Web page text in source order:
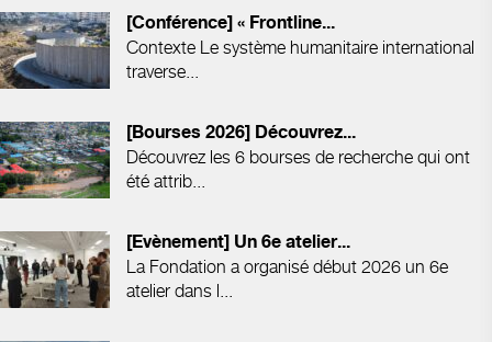
[Conférence] « Frontline...
Contexte Le système humanitaire international
traverse...
[Bourses 2026] Découvrez...
Découvrez les 6 bourses de recherche qui ont
été attrib...
[Evènement] Un 6e atelier...
La Fondation a organisé début 2026 un 6e
atelier dans l...